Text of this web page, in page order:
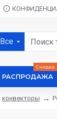
Все
РАСПРОДАЖА
Скидка
конвекторы